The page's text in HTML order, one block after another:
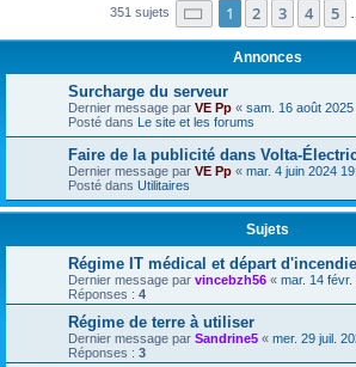
351 sujets Page 1sur15
1 2 3 4 5
Annonces
Surcharge du serveur
Dernier message par VE Pp « sam. 16 août 2025
Posté dans Le site et les forums
Faire de la publicité dans Volta-
Dernier message par VE Pp « mar. 4 juin 2024
Posté dans Utilitaires
Sujets
Régime IT médical et départ d'incendie
Dernier message par vincebzh56 « mar. 14
Réponses : 4
Régime de terre à utiliser
Dernier message par Sandrine5 « mer. 29 juil.
Réponses : 3